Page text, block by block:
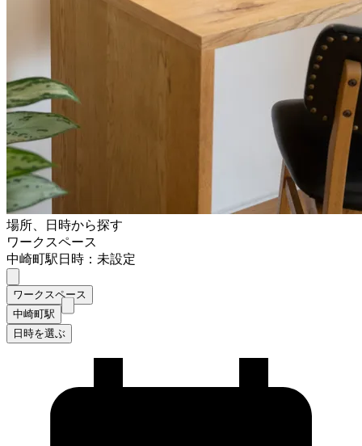
場所、日時から探す
ワークスペース
中崎町駅日時：未設定
ワークスペース
中崎町駅
日時を選ぶ